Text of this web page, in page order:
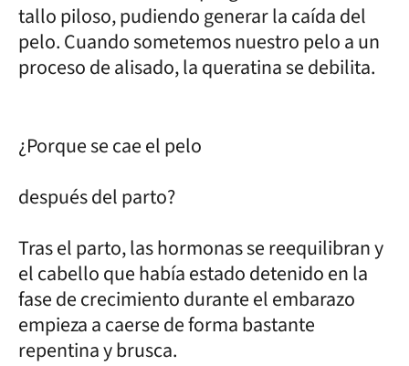
tallo piloso, pudiendo generar la caída del
pelo. Cuando sometemos nuestro pelo a un
proceso de alisado, la queratina se debilita.
¿Porque se cae el pelo
después del parto?
Tras el parto, las hormonas se reequilibran y
el cabello que había estado detenido en la
fase de crecimiento durante el embarazo
empieza a caerse de forma bastante
repentina y brusca.